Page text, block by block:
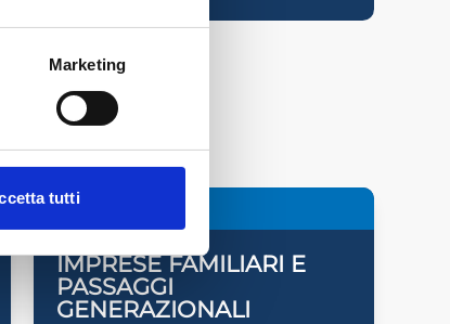
Marketing
tutti
20 Nov
IMPRESE FAMILIARI E
PASSAGGI
GENERAZIONALI